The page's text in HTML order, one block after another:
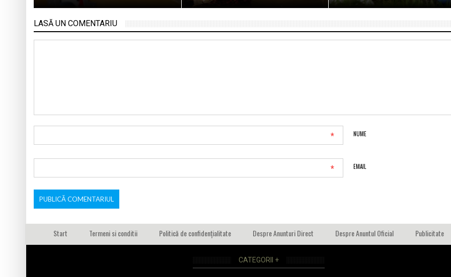
LASĂ UN COMENTARIU
NUME
*
EMAIL
*
Start Termeni si conditii Politică de confidențialitate Despre Anunturi Direct Despre Anuntul Oficial Publicitate
CATEGORII +